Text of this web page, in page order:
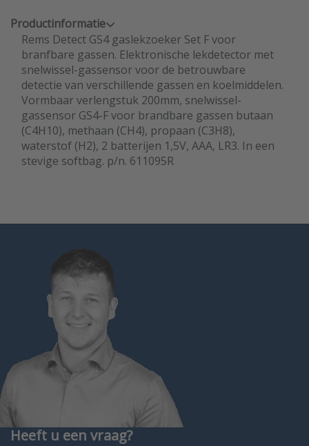
Productinformatie
Rems Detect GS4 gaslekzoeker Set F voor
branfbare gassen. Elektronische lekdetector met
snelwissel-gassensor voor de betrouwbare
detectie van verschillende gassen en koelmiddelen.
Vormbaar verlengstuk 200mm, snelwissel-
gassensor GS4-F voor brandbare gassen butaan
(C4H10), methaan (CH4), propaan (C3H8),
waterstof (H2), 2 batterijen 1,5V, AAA, LR3. In een
stevige softbag. p/n. 611095R
Heeft u een vraag?